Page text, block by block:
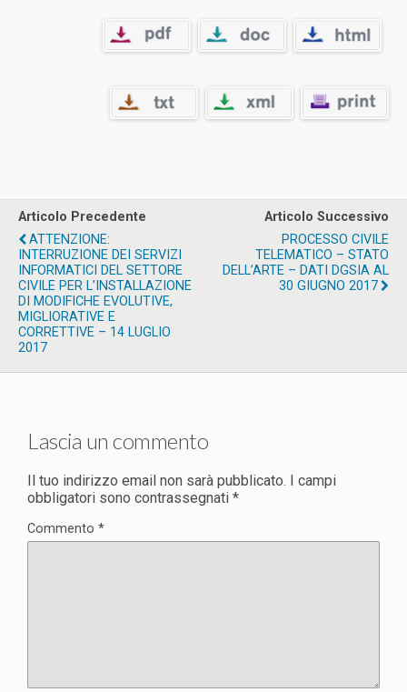
Articolo Precedente
ATTENZIONE:
INTERRUZIONE DEI SERVIZI
INFORMATICI DEL SETTORE
CIVILE PER L’INSTALLAZIONE
DI MODIFICHE EVOLUTIVE,
MIGLIORATIVE E
CORRETTIVE – 14 LUGLIO
2017
Articolo Successivo
PROCESSO CIVILE
TELEMATICO – STATO
DELL’ARTE – DATI DGSIA AL
30 GIUGNO 2017
Lascia un commento
Il tuo indirizzo email non sarà pubblicato. I campi
obbligatori sono contrassegnati *
Commento *